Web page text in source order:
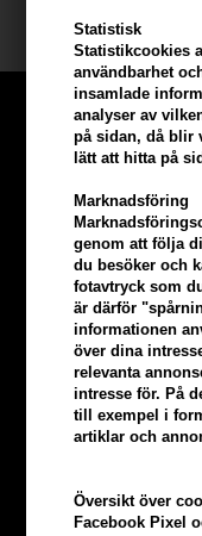
Statistisk
Statistikcookies
användbarhet
insamlade
analyser av
på sidan, då blir
lätt att hitta på
Marknadsföring
genom att följa
du besöker och
fotavtryck som
är därför
informationen
över dina
relevanta
intresse för. På
till exempel i
artiklar och
Översikt över
Facebook Pixel
Tjäna5%
Bli en del av vår